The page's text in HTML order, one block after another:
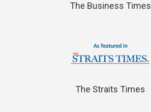
The Business Times
The Straits Times